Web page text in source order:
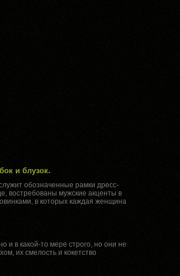
и блузок.
обозначенные рамки дресс-
востребованы мужские акценты в
в которых каждая женщина
в какой-то мере строго, но они не
их смелость и кокетство